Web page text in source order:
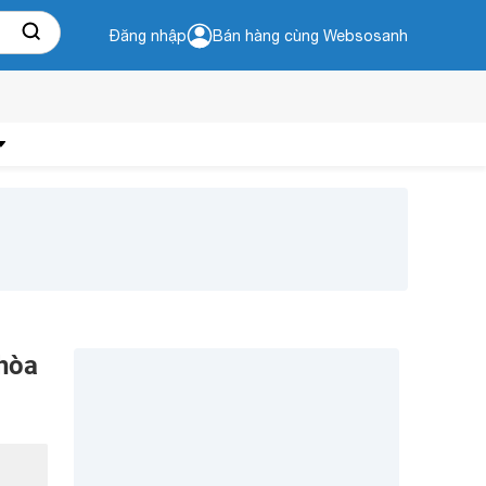
Đăng nhập Bán hàng cùng Websosanh